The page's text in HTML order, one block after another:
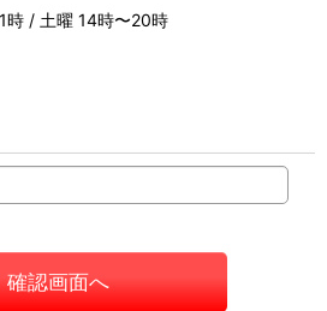
時 / 土曜 14時〜20時
確認画面へ